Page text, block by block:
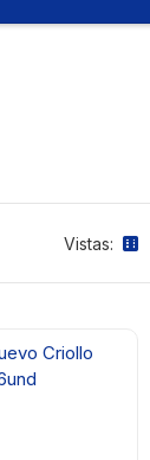
Vistas: